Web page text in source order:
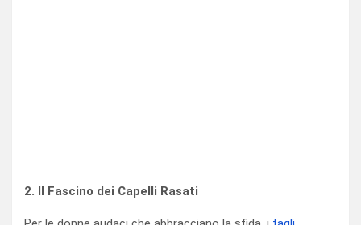
2. Il Fascino dei Capelli Rasati